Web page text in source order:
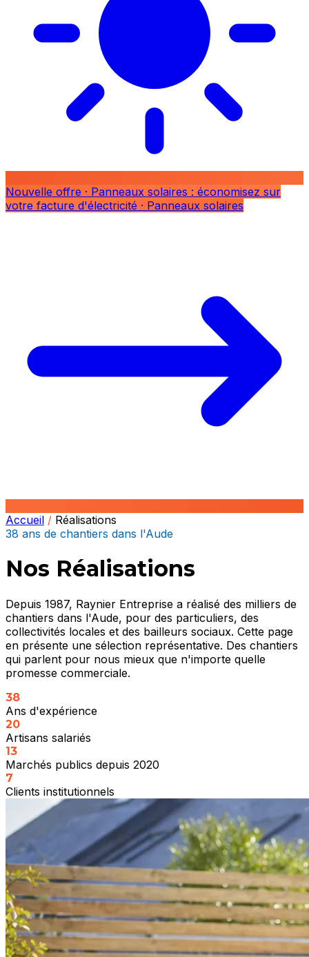
Nouvelle offre · Panneaux solaires : économisez sur
votre facture d'électricité · Panneaux solaires
Accueil / Réalisations
38 ans de chantiers dans l'Aude
Nos Réalisations
Depuis 1987, Raynier Entreprise a réalisé des milliers de
chantiers dans l'Aude, pour des particuliers, des
collectivités locales et des bailleurs sociaux. Cette page
en présente une sélection représentative. Des chantiers
qui parlent pour nous mieux que n'importe quelle
promesse commerciale.
38
Ans d'expérience
20
Artisans salariés
13
Marchés publics depuis 2020
7
Clients institutionnels